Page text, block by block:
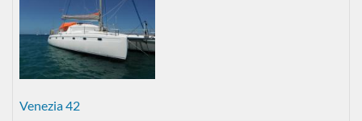
Venezia 42